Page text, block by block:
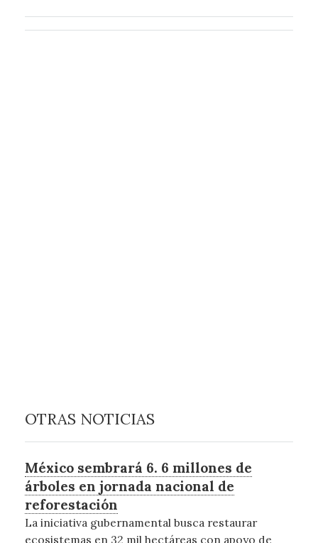
OTRAS NOTICIAS
México sembrará 6. 6 millones de
árboles en jornada nacional de
reforestación
La iniciativa gubernamental busca restaurar
ecosistemas en 32 mil hectáreas con apoyo de